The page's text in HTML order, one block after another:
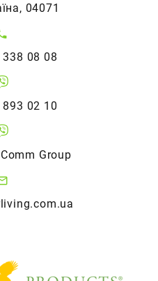
04071
08 08
02 10
Group